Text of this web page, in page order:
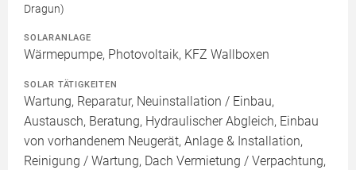
Dragun)
SOLARANLAGE
Wärmepumpe, Photovoltaik, KFZ Wallboxen
SOLAR TÄTIGKEITEN
Wartung, Reparatur, Neuinstallation / Einbau,
Austausch, Beratung, Hydraulischer Abgleich, Einbau
von vorhandenem Neugerät, Anlage & Installation,
Reinigung / Wartung, Dach Vermietung / Verpachtung,